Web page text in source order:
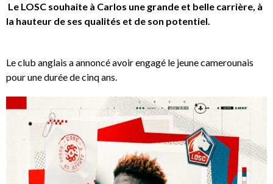
Le LOSC souhaite à Carlos une grande et belle carrière, à
la hauteur de ses qualités et de son potentiel.
Le club anglais a annoncé avoir engagé le jeune camerounais
pour une durée de cinq ans.